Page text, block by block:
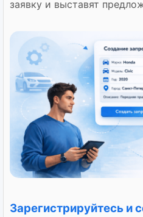
заявку и выставят
Зарегистрируйтесь и